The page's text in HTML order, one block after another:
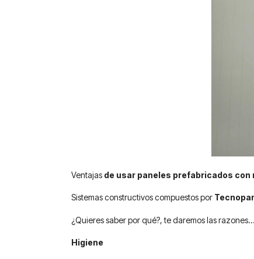
Ventajas de usar paneles prefabricados con
Sistemas constructivos compuestos por
¿Quieres saber por qué?, te daremos las razones…
Higiene